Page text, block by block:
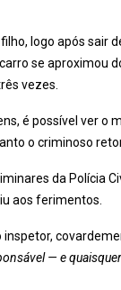
logo após sair
se aproximou
vezes.
é possível ver o
o criminoso
da Polícia
aos ferimentos.
— e